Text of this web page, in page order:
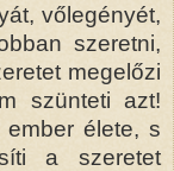
vőlegényét,
szeretni,
megelőzi
szünteti azt!
ember élete, s
a szeretet